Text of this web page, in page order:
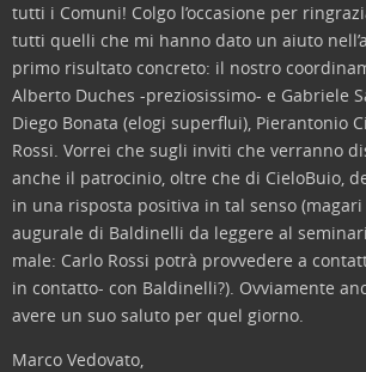
tutti i Comuni! Colgo l’occasione per
tutti quelli che mi hanno dato un aiuto
primo risultato concreto: il nostro
Alberto Duches -preziosissimo- e Gabriele
Diego Bonata (elogi superflui), Pierantonio
Rossi. Vorrei che sugli inviti che verranno
anche il patrocinio, oltre che di CieloBuio,
in una risposta positiva in tal senso
augurale di Baldinelli da leggere al
male: Carlo Rossi potrà provvedere a
in contatto- con Baldinelli?). Ovviamente
avere un suo saluto per quel giorno.
Marco Vedovato,